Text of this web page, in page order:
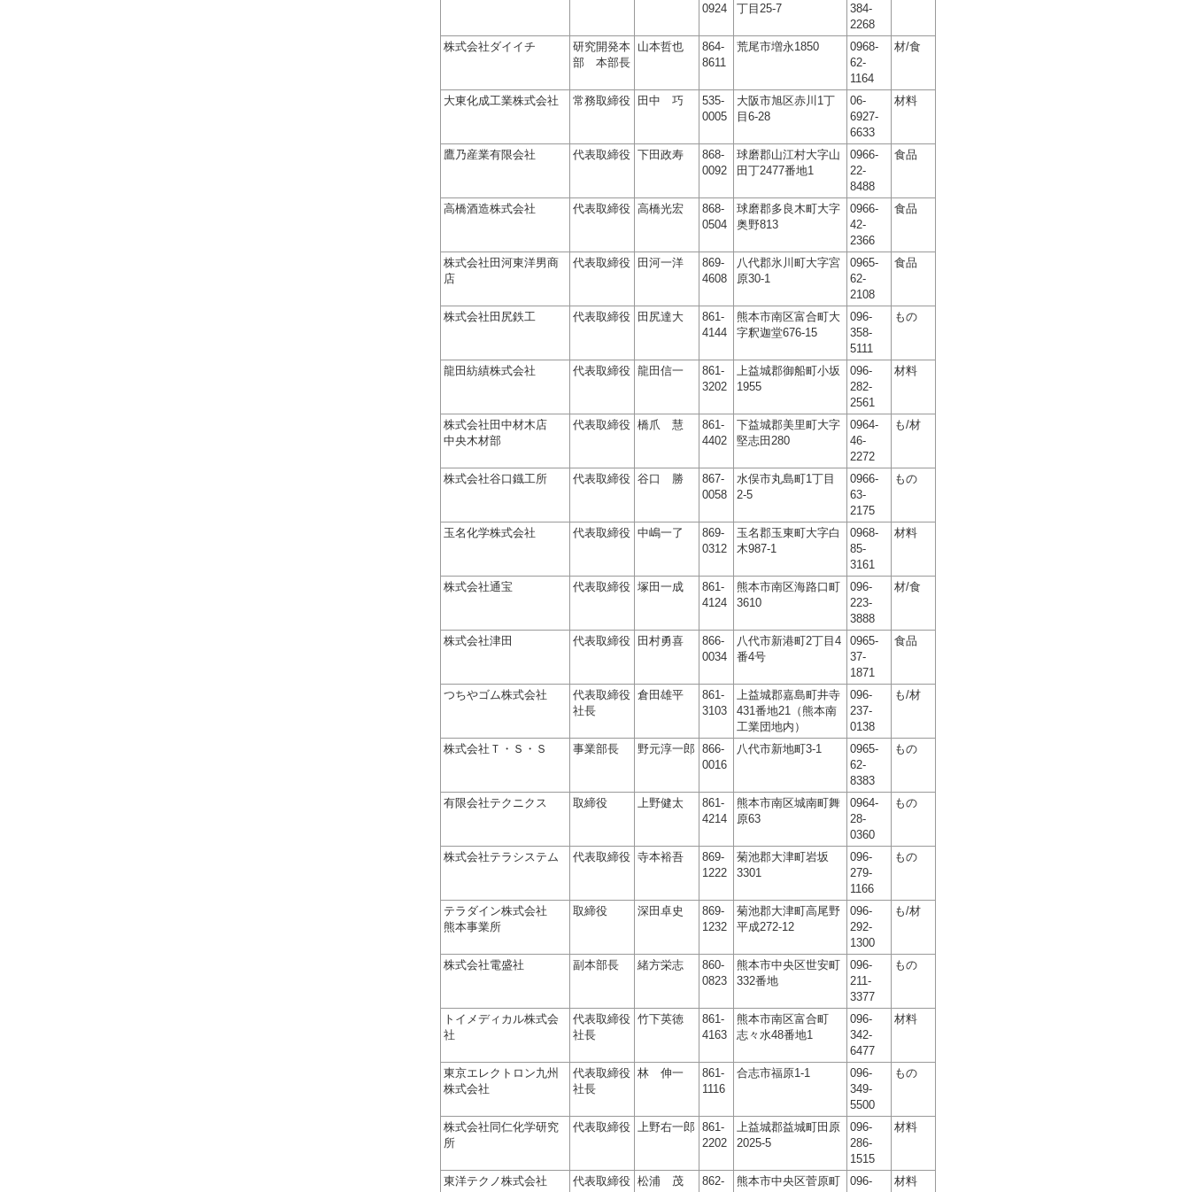
0924
丁目25-7
384-
2268
株式会社ダイイチ
研究開発本
部 本部長
山本哲也
864-
8611
荒尾市増永1850
0968-
62-
1164
材/食
大東化成工業株式会社 常務取締役 田中 巧
535-
0005
大阪市旭区赤川1丁
目6-28
06-
6927-
6633
材料
鷹乃産業有限会社 代表取締役 下田政寿
868-
0092
球磨郡山江村大字山
田丁2477番地1
0966-
22-
8488
食品
高橋酒造株式会社 代表取締役 高橋光宏
868-
0504
球磨郡多良木町大字
奥野813
0966-
42-
2366
食品
株式会社田河東洋男商
店
代表取締役 田河一洋
869-
4608
八代郡氷川町大字宮
原30-1
0965-
62-
2108
食品
株式会社田尻鉄工 代表取締役 田尻達大
861-
4144
熊本市南区富合町大
字釈迦堂676-15
096-
358-
5111
もの
龍田紡績株式会社 代表取締役 龍田信一
861-
3202
上益城郡御船町小坂
1955
096-
282-
2561
材料
株式会社田中材木店
中央木材部
代表取締役 橋爪 慧
861-
4402
下益城郡美里町大字
堅志田280
0964-
46-
2272
も/材
株式会社谷口鐡工所 代表取締役 谷口 勝
867-
0058
水俣市丸島町1丁目
2-5
0966-
63-
2175
もの
玉名化学株式会社 代表取締役 中嶋一了
869-
0312
玉名郡玉東町大字白
木987-1
0968-
85-
3161
材料
株式会社通宝 代表取締役 塚田一成
861-
4124
熊本市南区海路口町
3610
096-
223-
3888
材/食
株式会社津田 代表取締役 田村勇喜
866-
0034
八代市新港町2丁目4
番4号
0965-
37-
1871
食品
つちやゴム株式会社
代表取締役
社長
倉田雄平
861-
3103
上益城郡嘉島町井寺
431番地21（熊本南
工業団地内）
096-
237-
0138
も/材
株式会社Ｔ・Ｓ・Ｓ 事業部長 野元淳一郎 866-
0016
八代市新地町3-1
0965-
62-
8383
もの
有限会社テクニクス 取締役 上野健太
861-
4214
熊本市南区城南町舞
原63
0964-
28-
0360
もの
株式会社テラシステム 代表取締役 寺本裕吾
869-
1222
菊池郡大津町岩坂
3301
096-
279-
1166
もの
テラダイン株式会社
熊本事業所
取締役 深田卓史
869-
1232
菊池郡大津町高尾野
平成272-12
096-
292-
1300
も/材
株式会社電盛社 副本部長 緒方栄志
860-
0823
熊本市中央区世安町
332番地
096-
211-
3377
もの
トイメディカル株式会
社
代表取締役
社長
竹下英徳
861-
4163
熊本市南区富合町
志々水48番地1
096-
342-
6477
材料
東京エレクトロン九州
株式会社
代表取締役
社長
林 伸一
861-
1116
合志市福原1-1
096-
349-
5500
もの
株式会社同仁化学研究
所
代表取締役 上野右一郎 861-
2202
上益城郡益城町田原
2025-5
096-
286-
1515
材料
東洋テクノ株式会社 代表取締役 松浦 茂
862-
熊本市中央区菅原町
096-
材料